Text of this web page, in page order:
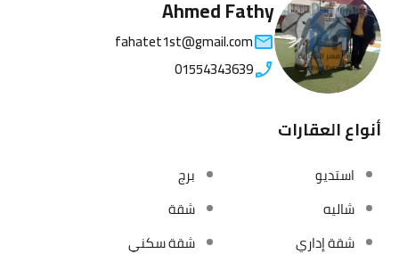
Ahmed Fathy
fahatet1st@gmail.com
01554343639
أنواع العقارات
استديو
برج
شاليه
شقة
شقة إداري
شقة سكني